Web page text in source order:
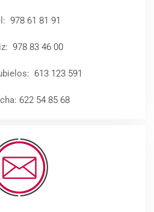
978 61 81 91
978 83 46 00
613 123 591
622 54 85 68